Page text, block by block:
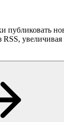
публиковать
RSS,